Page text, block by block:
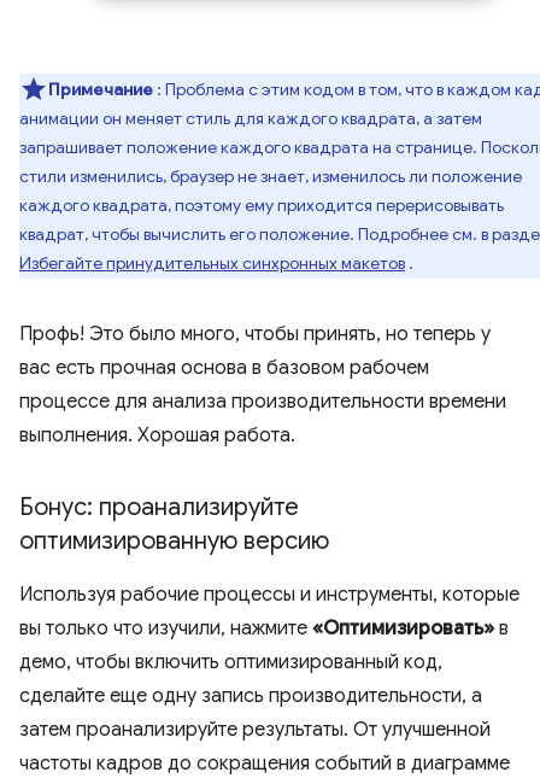
Примечание : Проблема с этим кодом в том, что в каждом
анимации он меняет стиль для каждого квадрата, а затем
запрашивает положение каждого квадрата на странице.
стили изменились, браузер не знает, изменилось ли положение
каждого квадрата, поэтому ему приходится перерисовывать
квадрат, чтобы вычислить его положение. Подробнее см. в
Избегайте принудительных синхронных макетов .
Профь! Это было много, чтобы принять, но теперь у
вас есть прочная основа в базовом рабочем
процессе для анализа производительности времени
выполнения. Хорошая работа.
Бонус: проанализируйте
оптимизированную версию
Используя рабочие процессы и инструменты, которые
вы только что изучили, нажмите «Оптимизировать» в
демо, чтобы включить оптимизированный код,
сделайте еще одну запись производительности, а
затем проанализируйте результаты. От улучшенной
частоты кадров до сокращения событий в диаграмме